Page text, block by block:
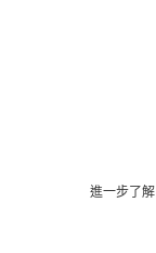
進一步了解